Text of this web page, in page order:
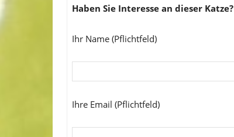
Haben Sie Interesse an dieser Katze?
Ihr Name (Pflichtfeld)
Ihre Email (Pflichtfeld)